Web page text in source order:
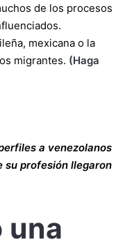
de los procesos
mexicana o la
migrantes. (Haga
a venezolanos
su profesión llegaron
una